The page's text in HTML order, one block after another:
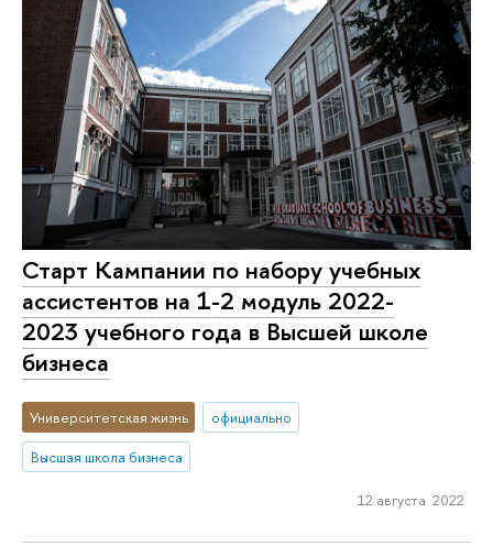
Старт Кампании по набору учебных
ассистентов на 1-2 модуль 2022-
2023 учебного года в Высшей школе
бизнеса
Университетская жизнь
официально
Высшая школа бизнеса
12 августа 2022